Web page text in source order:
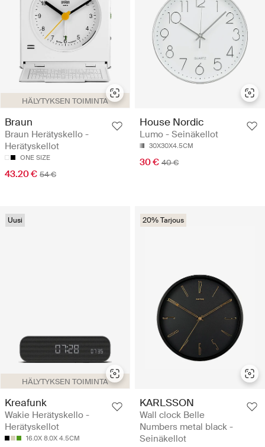
HÄLYTYKSEN TOIMINTA
Braun
Braun Herätyskello -
Herätyskellot
ONE SIZE
43.20 € 54 €
House Nordic
Lumo - Seinäkellot
30X30X4.5CM
30 € 40 €
HÄLYTYKSEN TOIMINTA
Uusi
Kreafunk
Wakie Herätyskello -
Herätyskellot
16.0X 8.0X 4.5CM
20% Tarjous
KARLSSON
Wall clock Belle
Numbers metal black -
Seinäkellot